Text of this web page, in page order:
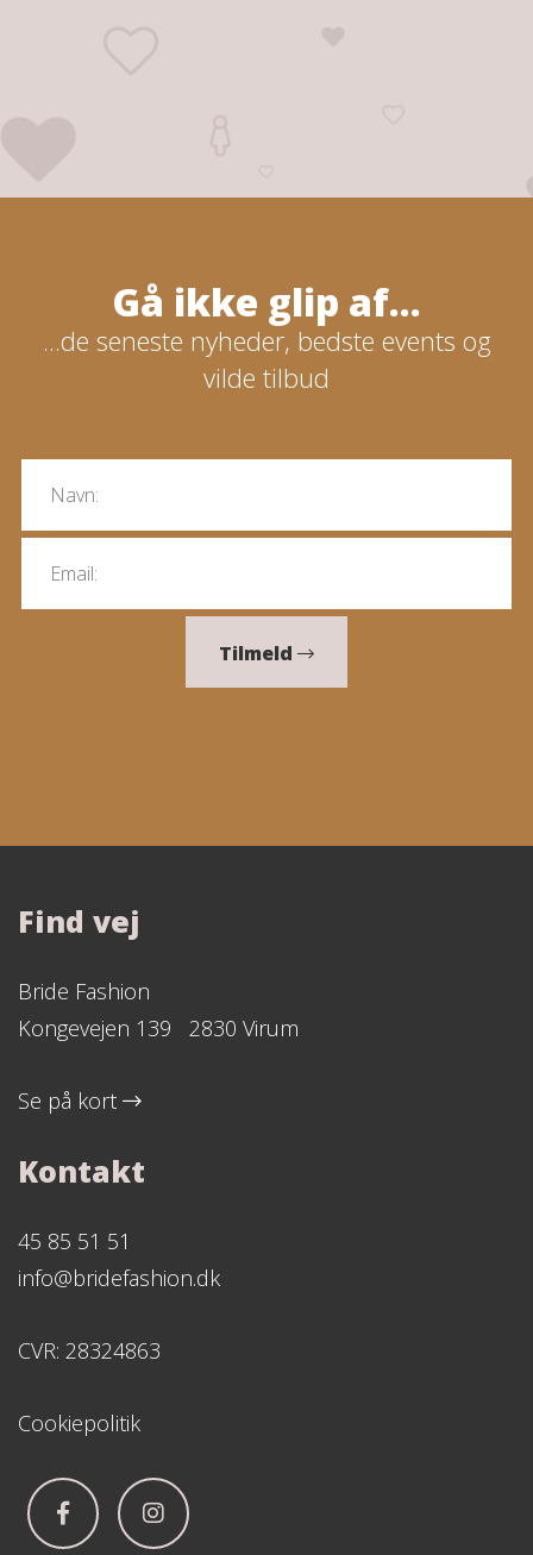
Gå ikke glip af...
...de seneste nyheder, bedste events og
vilde tilbud
Tilmeld
Find vej
Bride Fashion
Kongevejen 139 2830 Virum
Se på kort
Kontakt
45 85 51 51
info@bridefashion.dk
CVR: 28324863
Cookiepolitik